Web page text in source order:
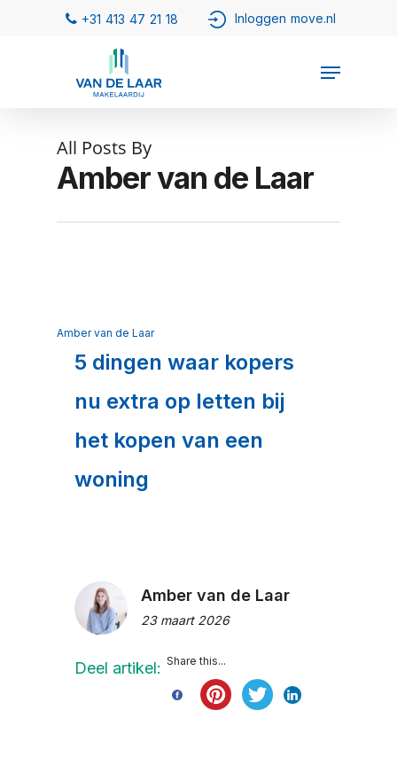
All Posts By
Amber van de Laar
Amber van de Laar
5 dingen waar kopers
nu extra op letten bij
het kopen van een
woning
Amber van de Laar
23 maart 2026
Deel artikel: Share this...